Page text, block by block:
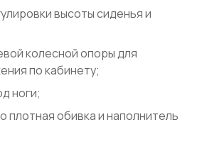
высоты сиденья и
колесной опоры для
по кабинету;
ноги;
плотная обивка и наполнитель